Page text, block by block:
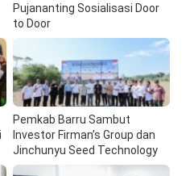
Pujananting Sosialisasi Door
to Door
Pemkab Barru Sambut
Investor Firman’s Group dan
Jinchunyu Seed Technology